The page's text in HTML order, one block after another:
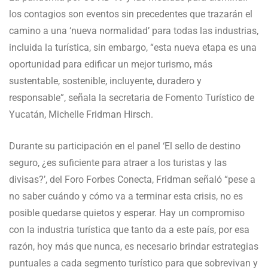
los contagios son eventos sin precedentes que trazarán el
camino a una ‘nueva normalidad’ para todas las industrias,
incluida la turística, sin embargo, “esta nueva etapa es una
oportunidad para edificar un mejor turismo, más
sustentable, sostenible, incluyente, duradero y
responsable”, señala la secretaria de Fomento Turístico de
Yucatán, Michelle Fridman Hirsch.
Durante su participación en el panel ‘El sello de destino
seguro, ¿es suficiente para atraer a los turistas y las
divisas?’, del Foro Forbes Conecta, Fridman señaló “pese a
no saber cuándo y cómo va a terminar esta crisis, no es
posible quedarse quietos y esperar. Hay un compromiso
con la industria turística que tanto da a este país, por esa
razón, hoy más que nunca, es necesario brindar estrategias
puntuales a cada segmento turístico para que sobrevivan y